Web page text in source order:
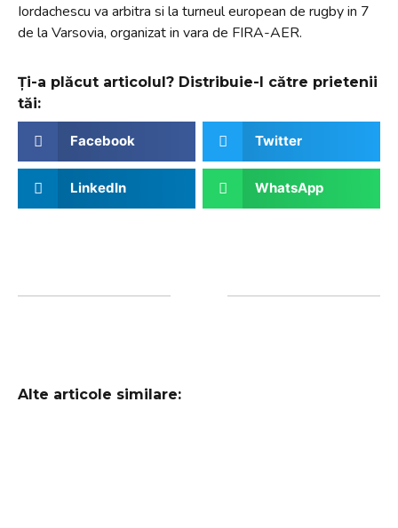
Iordachescu va arbitra si la turneul european de rugby in 7
de la Varsovia, organizat in vara de FIRA-AER.
Ți-a plăcut articolul? Distribuie-l către prietenii
tăi:
Facebook Twitter
LinkedIn WhatsApp
Alte articole similare: